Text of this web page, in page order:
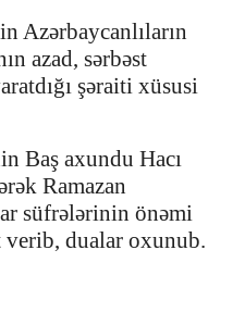
Azərbaycanlıların
azad, sərbəst
şəraiti xüsusi
Baş axundu Hacı
Ramazan
süfrələrinin önəmi
verib, dualar oxunub.